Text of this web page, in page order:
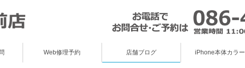
Web修理予約 店舗ブログ iPhone本体カラー